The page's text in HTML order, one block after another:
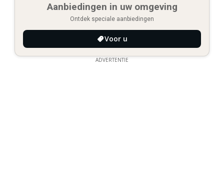
Aanbiedingen in uw omgeving
Ontdek speciale aanbiedingen
Voor u
ADVERTENTIE